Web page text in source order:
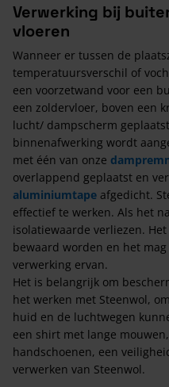
Verwerking bij
vloeren
Wanneer er tussen de
temperatuursverschil of
een voorzetwand voor een
een zoldervloer, boven een
lucht/ dampscherm
binnenafwerking wordt
met één van onze
overlappend geplaatst en
aluminiumtape afgedicht.
effectief te werken. Als het
isolatiewaarde verliezen.
bewaard worden en het
verwerking ervan.
Het is belangrijk om
het werken met Steenwol,
huid en de luchtwegen
een shirt met lange
handschoenen, een
verwerken van Steenwol.